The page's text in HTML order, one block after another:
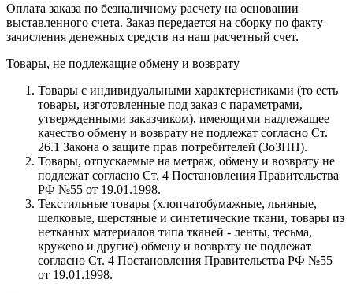
Оплата заказа по безналичному расчету на основании
выставленного счета. Заказ передается на сборку по факту
зачисления денежных средств на наш расчетный счет.
Товары, не подлежащие обмену и возврату
Товары с индивидуальными характеристиками (то есть
товары, изготовленные под заказ с параметрами,
утвержденными заказчиком), имеющими надлежащее
качество обмену и возврату не подлежат согласно Ст.
26.1 Закона о защите прав потребителей (ЗоЗПП).
Товары, отпускаемые на метраж, обмену и возврату не
подлежат согласно Ст. 4 Постановления Правительства
РФ №55 от 19.01.1998.
Текстильные товары (хлопчатобумажные, льняные,
шелковые, шерстяные и синтетические ткани, товары из
нетканых материалов типа тканей - ленты, тесьма,
кружево и другие) обмену и возврату не подлежат
согласно Ст. 4 Постановления Правительства РФ №55
от 19.01.1998.